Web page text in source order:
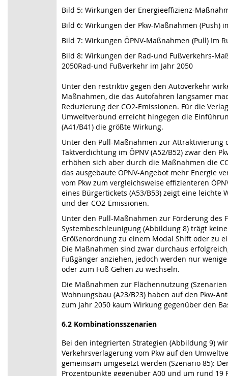
Bild 5: Wirkungen der Energieeffizienz-
Bild 6: Wirkungen der Pkw-Maßnahmen (Push)
Bild 7: Wirkungen ÖPNV-Maßnahmen (Pull) Im
Bild 8: Wirkungen der Rad-und Fußverkehrs-
2050Rad-und Fußverkehr im Jahr 2050
Unter den restriktiv gegen den Autoverkehr
Maßnahmen, die das Autofahren langsamer
Reduzierung der CO2-Emissionen. Für die
Umweltverbund erreicht hingegen die
(A41/B41) die größte Wirkung.
Unter den Pull-Maßnahmen zur Attraktivierung
Taktverdichtung im ÖPNV (A52/B52) zwar den
erhöhen sich aber durch die Maßnahmen die
das ausgebaute ÖPNV-Angebot mehr Energie
vom Pkw zum vergleichsweise effizienteren
eines Bürgertickets (A53/B53) zeigt eine leichte
und der CO2-Emissionen.
Unter den Pull-Maßnahmen zur Förderung des
Systembeschleunigung (Abbildung 8) trägt
Größenordnung zu einem Modal Shift oder zu
Die Maßnahmen sind zwar durchaus
Fußgänger anziehen, jedoch werden nur
oder zum Fuß Gehen zu wechseln.
Die Maßnahmen zur Flächennutzung
Wohnungsbau (A23/B23) haben auf den Pkw-
zum Jahr 2050 kaum Wirkung gegenüber den
6.2 Kombinationsszenarien
Bei den integrierten Strategien (Abbildung 9)
Verkehrsverlagerung vom Pkw auf den
gemeinsam umgesetzt werden (Szenario 85):
Prozentpunkte gegenüber A00 und um rund